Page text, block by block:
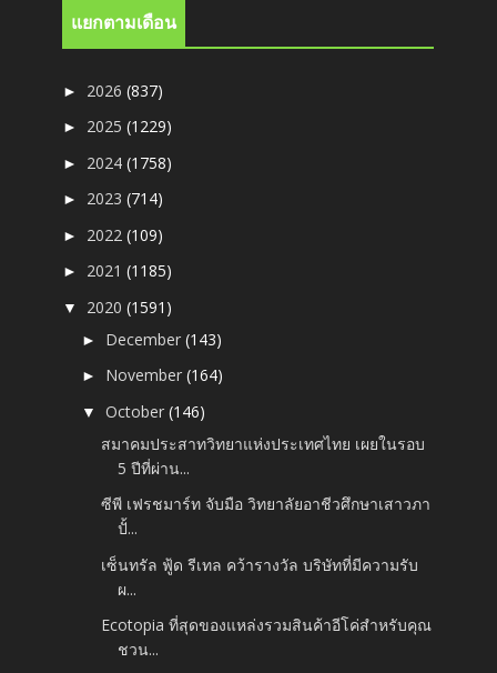
แยกตามเดือน
► 2026(837)
► 2025(1229)
► 2024(1758)
► 2023(714)
► 2022(109)
► 2021(1185)
▼ 2020(1591)
► December(143)
► November(164)
▼October(146)
สมาคมประสาทวิทยาแห่งประเทศไทย เผยในรอบ
5 ปีที่ผ่าน...
ซีพี เฟรชมาร์ท จับมือ วิทยาลัยอาชีวศึกษาเสาวภา
ปั้...
เซ็นทรัล ฟู้ด รีเทล คว้ารางวัล บริษัทที่มีความรับ
ผ...
Ecotopia ที่สุดของแหล่งรวมสินค้าอีโค่สำหรับคุณ
ชวน...